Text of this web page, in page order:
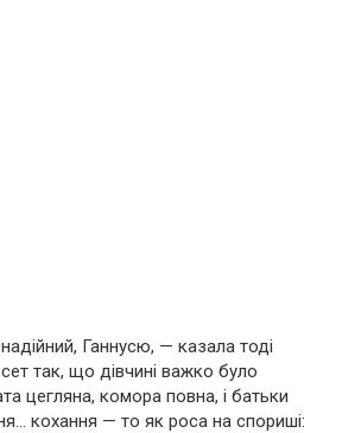
Ганнусю, — казала тоді
так, що дівчині важко було
цегляна, комора повна, і батьки
кохання — то як роса на спориші: